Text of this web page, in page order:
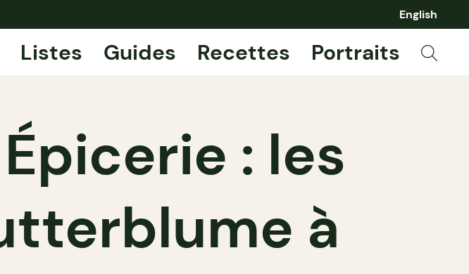
English
Listes Guides Recettes Portraits
: les
à